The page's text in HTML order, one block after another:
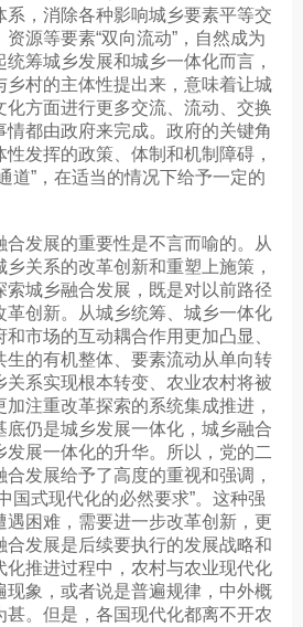
系，消除各种影响城乡要素平等交
源等要素“双向流动”，自然成为
筹城乡发展和城乡一体化而言，
乡村的主体性提出来，意味着让城
化方面进行更多交流、流动、交换
都由政府来完成。政府的关键角
发挥的政策、体制和机制障碍，
道”，在适当的情况下给予一定的
发展的重要性是不言而喻的。从
关系的改革创新和重塑上施策，
索城乡融合发展，既是对以前路径
革创新。从城乡统筹、城乡一体化
市场的互动耦合作用更加凸显、
生的有机整体、要素流动从单向转
关系实现根本转变、农业农村将被
注重改革探索的系统集成推进，
底仍是城乡发展一体化，城乡融合
发展一体化的升华。所以，党的二
发展给予了高度的重视和强调，
国式现代化的必然要求”。这种强
遇困难，需要进一步改革创新，更
合发展是后续要执行的发展战略和
化推进过程中，农村与农业现代化
现象，或者说是普遍规律，中外概
甚。但是，各国现代化都离不开农